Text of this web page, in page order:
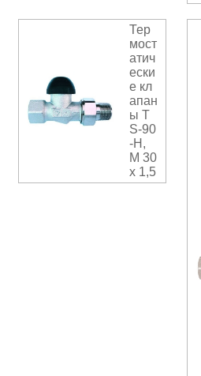
Тер
мост
атич
ески
е кл
апан
ы T
S-90
-Н,
М 30
х 1,5